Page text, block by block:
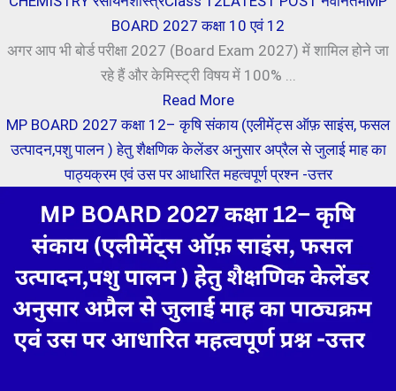
BOARD 2027 कक्षा 10 एवं 12
अगर आप भी बोर्ड परीक्षा 2027 (Board Exam 2027) में शामिल होने जा
रहे हैं और केमिस्ट्री विषय में 100% ...
Read More
MP BOARD 2027 कक्षा 12– कृषि संकाय (एलीमेंट्स ऑफ़ साइंस, फसल
उत्पादन,पशु पालन ) हेतु शैक्षणिक केलेंडर अनुसार अप्रैल से जुलाई माह का
पाठ्यक्रम एवं उस पर आधारित महत्वपूर्ण प्रश्न -उत्तर